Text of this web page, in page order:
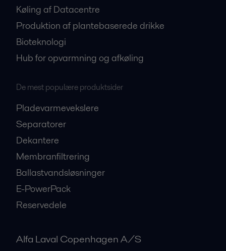
Køling af Datacentre
Produktion af plantebaserede drikke
Bioteknologi
Hub for opvarmning og afkøling
De mest populære produktsider
Pladevarmevekslere
Separatorer
Dekantere
Membranfiltrering
Ballastvandsløsninger
E-PowerPack
Reservedele
Alfa Laval Copenhagen A/S